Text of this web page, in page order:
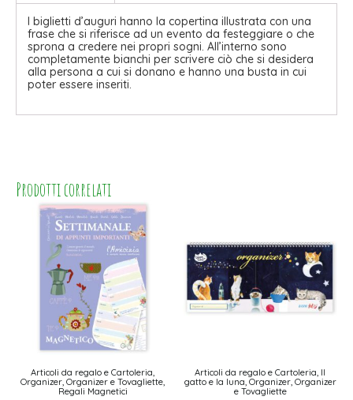
I biglietti d’auguri hanno la copertina illustrata con una
frase che si riferisce ad un evento da festeggiare o che
sprona a credere nei propri sogni. All’interno sono
completamente bianchi per scrivere ciò che si desidera
alla persona a cui si donano e hanno una busta in cui
poter essere inseriti.
Prodotti correlati
Articoli da regalo e Cartoleria,
Organizer, Organizer e Tovagliette,
Regali Magnetici
Articoli da regalo e Cartoleria, Il
gatto e la luna, Organizer, Organizer
e Tovagliette